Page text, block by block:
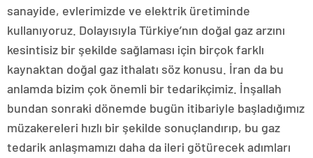
sanayide, evlerimizde ve elektrik üretiminde
kullanıyoruz. Dolayısıyla Türkiye’nın doğal gaz arzını
kesintisiz bir şekilde sağlaması için birçok farklı
kaynaktan doğal gaz ithalatı söz konusu. İran da bu
anlamda bizim çok önemli bir tedarikçimiz. İnşallah
bundan sonraki dönemde bugün itibariyle başladığımız
müzakereleri hızlı bir şekilde sonuçlandırıp, bu gaz
tedarik anlaşmamızı daha da ileri götürecek adımları